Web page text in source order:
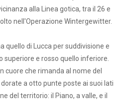
alla Linea gotica, tra il 26 e
nell'Operazione Wintergewitter.
quello di Lucca per suddivisione e
superiore e rosso quello inferiore.
cuore che rimanda al nome del
a otto punte poste ai suoi lati
del territorio: il Piano, a valle, e il